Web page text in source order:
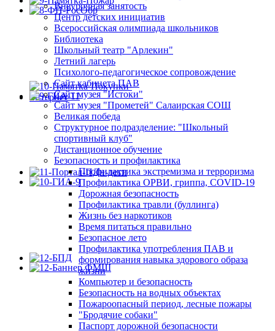
Внеурочная занятость
Центр детских инициатив
Всероссийская олимпиада школьников
Библиотека
Школьный театр "Арлекин"
Летний лагерь
Психолого-педагогическое сопровождение
Сайт кабинета ПАВ
Сайт музея "Истоки"
Сайт музея "Прометей" Салаирская СОШ
Великая победа
Структурное подразделение: "Школьный
спортивный клуб"
Дистанционное обучение
Безопасность и профилактика
Профилактика экстремизма и терроризма
Профилактика ОРВИ, гриппа, COVID-19
Дорожная безопасность
Профилактика травли (буллинга)
Жизнь без наркотиков
Время питаться правильно
Безопасное лето
Профилактика употребления ПАВ и
формирования навыка здорового образа
жизни
Компьютер и безопасность
Безопасность на водных объектах
Пожароопасный период, лесные пожары
"Бродячие собаки"
Паспорт дорожной безопасности